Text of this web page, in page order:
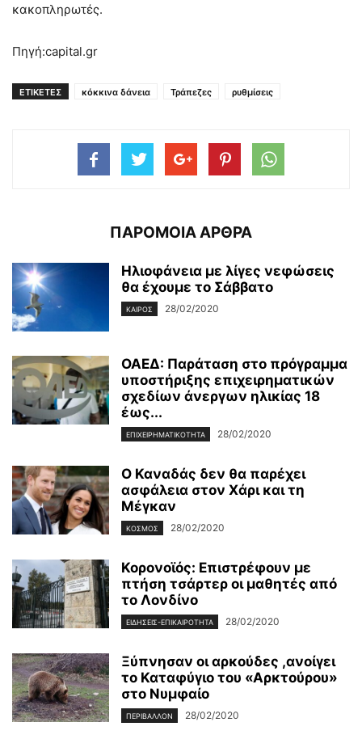
κακοπληρωτές.
Πηγή:capital.gr
ΕΤΙΚΕΤΕΣ κόκκινα δάνεια Τράπεζες ρυθμίσεις
ΠΑΡΟΜΟΙΑ ΑΡΘΡΑ
Ηλιοφάνεια με λίγες νεφώσεις
θα έχουμε το Σάββατο
ΚΑΙΡΌΣ 28/02/2020
ΟΑΕΔ: Παράταση στο πρόγραμμα
υποστήριξης επιχειρηματικών
σχεδίων άνεργων ηλικίας 18
έως...
ΕΠΙΧΕΙΡΗΜΑΤΙΚΌΤΗΤΑ 28/02/2020
Ο Καναδάς δεν θα παρέχει
ασφάλεια στον Χάρι και τη
Μέγκαν
ΚΌΣΜΟΣ 28/02/2020
Κορονοϊός: Επιστρέφουν με
πτήση τσάρτερ οι μαθητές από
το Λονδίνο
ΕΙΔΉΣΕΙΣ-ΕΠΙΚΑΙΡΌΤΗΤΑ 28/02/2020
Ξύπνησαν οι αρκούδες ,ανοίγει
το Καταφύγιο του «Αρκτούρου»
στο Νυμφαίο
ΠΕΡΙΒΆΛΛΟΝ 28/02/2020